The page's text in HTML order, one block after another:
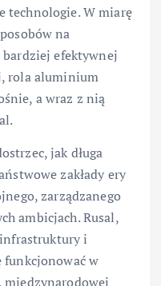
technologie. W miarę
na
efektywnej
rola aluminium
a wraz z nią
jak długa
zakłady ery
zarządzanego
ambicjach. Rusal,
i
funkcjonować w
międzynarodowej